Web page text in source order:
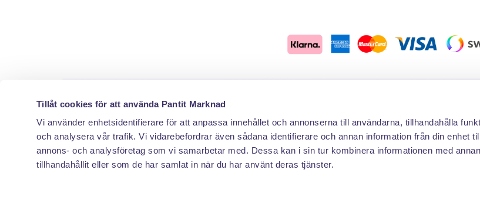
Tillåt cookies för att använda Pantit Marknad
Vi använder enhetsidentifierare för att anpassa innehållet och annonserna till användarna, tillhandahålla
och analysera vår trafik. Vi vidarebefordrar även sådana identifierare och annan information från din enhet
annons- och analysföretag som vi samarbetar med. Dessa kan i sin tur kombinera informationen med
tillhandahållit eller som de har samlat in när du har använt deras tjänster.
Vill du få en notis när auktionerna startar? Skriv din
Email
Email